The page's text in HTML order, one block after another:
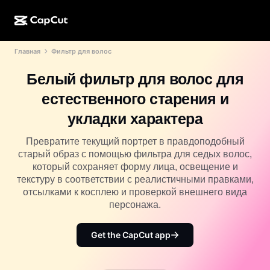
Веб-версия CapCut
CapCut Pad
Мобильная версия CapCut
Dreamina AI
Pippit AI
ИИ-генерация
ИИ-дизайн
ИИ-генератор видео
ИИ-генератор изображений
Улучшение изображений от ИИ
Dreamina Seedance 2.5
Nano Banana Pro
ИИ-инструменты
Редактор и генератор изображений
Редактор и генератор голоса
Еще
Варианты использования
Праздничные шаблоны
Шаблоны календарей
Шаблоны для годовщин
Шаблоны эффектов
Сообщество
Инициативы
Партнеры
Программа первопроходцев
Программа творческих партнеров
Креативный кампус CapCut
Главная Фильтр для волос
Белый фильтр для волос для
естественного старения и
укладки характера
Превратите текущий портрет в правдоподобный
старый образ с помощью фильтра для седых волос,
который сохраняет форму лица, освещение и
текстуру в соответствии с реалистичными правками,
отсылками к косплею и проверкой внешнего вида
персонажа.
Get the CapCut app